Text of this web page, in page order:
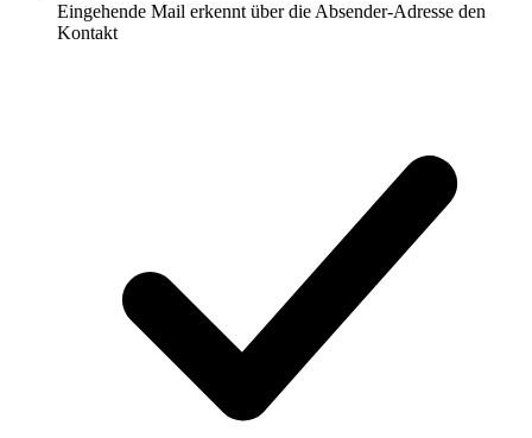
Eingehende Mail erkennt über die Absender-Adresse den
Kontakt